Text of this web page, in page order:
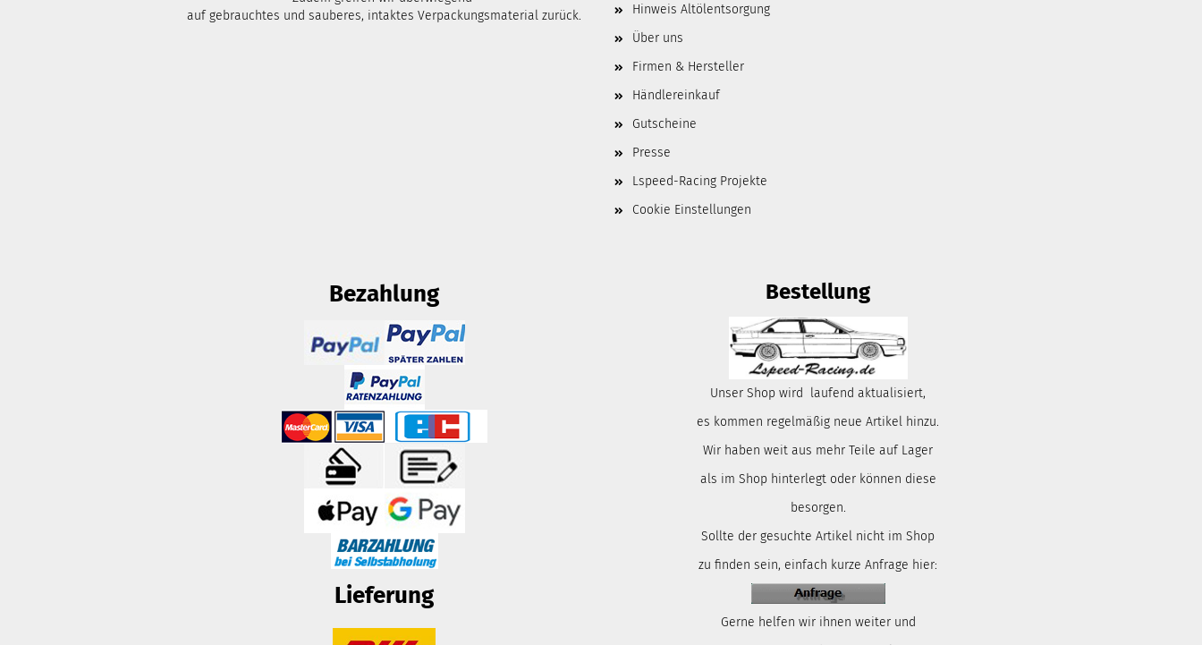
auf gebrauchtes und sauberes, intaktes Verpackungsmaterial zurück.
Hinweis Altölentsorgung
Über uns
Firmen & Hersteller
Händlereinkauf
Gutscheine
Presse
Lspeed-Racing Projekte
Cookie Einstellungen
Bezahlung
Lieferung
Bestellung
Unser Shop wird laufend aktualisiert,
es kommen regelmäßig neue Artikel hinzu.
Wir haben weit aus mehr Teile auf Lager
als im Shop hinterlegt oder können diese
besorgen.
Sollte der gesuchte Artikel nicht im Shop
zu finden sein, einfach kurze Anfrage hier:
Gerne helfen wir ihnen weiter und